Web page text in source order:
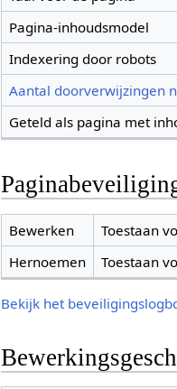
Pagina-inhoudsmodel
Indexering door robots
Aantal doorverwijzingen
Geteld als pagina met
Bewerken
Toestaan
Hernoemen
Toestaan
Bekijk het